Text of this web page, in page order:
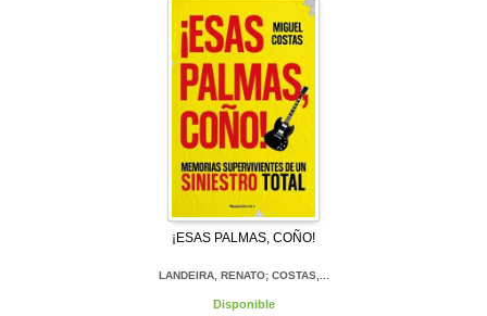
¡ESAS PALMAS, COÑO!
LANDEIRA, RENATO; COSTAS,...
Disponible